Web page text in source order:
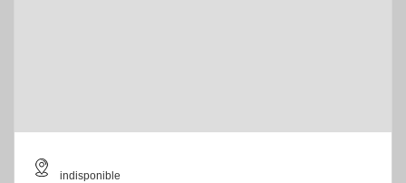
indisponible